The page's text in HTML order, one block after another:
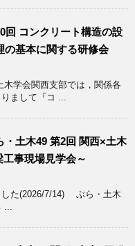
回 コンクリート構造の設
の基本に関する研修会
学会関西支部では，関係各
まして『コ ...
・土木49 第2回 関西×土木
事現場見学会～
した(2026/7/14) ぶら・土木